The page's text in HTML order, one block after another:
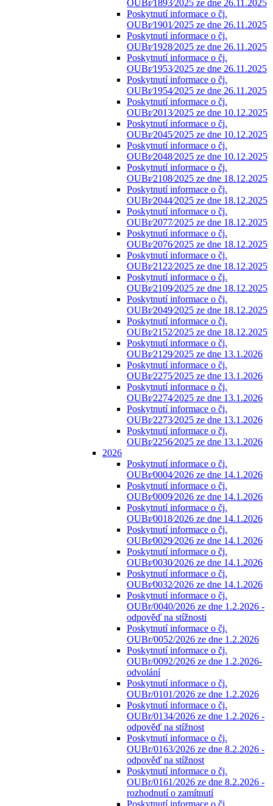
OUBr⁄1893⁄2025 ze dne 26.11.2025
Poskytnutí informace o čj.
OUBr⁄1901⁄2025 ze dne 26.11.2025
Poskytnutí informace o čj.
OUBr⁄1928⁄2025 ze dne 26.11.2025
Poskytnutí informace o čj.
OUBr⁄1953⁄2025 ze dne 26.11.2025
Poskytnutí informace o čj.
OUBr⁄1954⁄2025 ze dne 26.11.2025
Poskytnutí informace o čj.
OUBr⁄2013⁄2025 ze dne 10.12.2025
Poskytnutí informace o čj.
OUBr⁄2045⁄2025 ze dne 10.12.2025
Poskytnutí informace o čj.
OUBr⁄2048⁄2025 ze dne 10.12.2025
Poskytnutí informace o čj.
OUBr⁄2108⁄2025 ze dne 18.12.2025
Poskytnutí informace o čj.
OUBr⁄2044⁄2025 ze dne 18.12.2025
Poskytnutí informace o čj.
OUBr⁄2077⁄2025 ze dne 18.12.2025
Poskytnutí informace o čj.
OUBr⁄2076⁄2025 ze dne 18.12.2025
Poskytnutí informace o čj.
OUBr⁄2122⁄2025 ze dne 18.12.2025
Poskytnutí informace o čj.
OUBr⁄2109⁄2025 ze dne 18.12.2025
Poskytnutí informace o čj.
OUBr⁄2049⁄2025 ze dne 18.12.2025
Poskytnutí informace o čj.
OUBr⁄2152⁄2025 ze dne 18.12.2025
Poskytnutí informace o čj.
OUBr⁄2129⁄2025 ze dne 13.1.2026
Poskytnutí informace o čj.
OUBr⁄2275⁄2025 ze dne 13.1.2026
Poskytnutí informace o čj.
OUBr⁄2274⁄2025 ze dne 13.1.2026
Poskytnutí informace o čj.
OUBr⁄2273⁄2025 ze dne 13.1.2026
Poskytnutí informace o čj.
OUBr⁄2256⁄2025 ze dne 13.1.2026
2026
Poskytnutí informace o čj.
OUBr⁄0004⁄2026 ze dne 14.1.2026
Poskytnutí informace o čj.
OUBr⁄0009⁄2026 ze dne 14.1.2026
Poskytnutí informace o čj.
OUBr⁄0018⁄2026 ze dne 14.1.2026
Poskytnutí informace o čj.
OUBr⁄0029⁄2026 ze dne 14.1.2026
Poskytnutí informace o čj.
OUBr⁄0030⁄2026 ze dne 14.1.2026
Poskytnutí informace o čj.
OUBr⁄0032⁄2026 ze dne 14.1.2026
Poskytnutí informace o čj.
OUBr/0040/2026 ze dne 1.2.2026 -
odpověď na stížnosti
Poskytnutí informace o čj.
OUBr/0052/2026 ze dne 1.2.2026
Poskytnutí informace o čj.
OUBr/0092/2026 ze dne 1.2.2026-
odvolání
Poskytnutí informace o čj.
OUBr/0101/2026 ze dne 1.2.2026
Poskytnutí informace o čj.
OUBr/0134/2026 ze dne 1.2.2026 -
odpověď na stížnost
Poskytnutí informace o čj.
OUBr/0163/2026 ze dne 8.2.2026 -
odpověď na stížnost
Poskytnutí informace o čj.
OUBr/0161/2026 ze dne 8.2.2026 -
rozhodnutí o zamítnutí
Poskytnutí informace o čj.